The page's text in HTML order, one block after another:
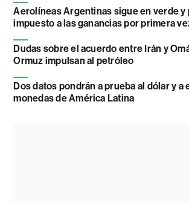
Aerolíneas Argentinas sigue en verde y
impuesto a las ganancias por primera
Dudas sobre el acuerdo entre Irán y
Ormuz impulsan al petróleo
Dos datos pondrán a prueba al dólar y a
monedas de América Latina